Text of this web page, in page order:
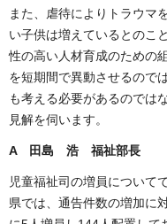
また、虐待によりトラウマ
い子供は増えているとのこ
性の高い人材育成のための
を短期間で異動させるので
も考える必要があるのでは
見解を伺います。
A 田島 浩 福祉部長
児童福祉司の増員について
県では、通告件数の増加に